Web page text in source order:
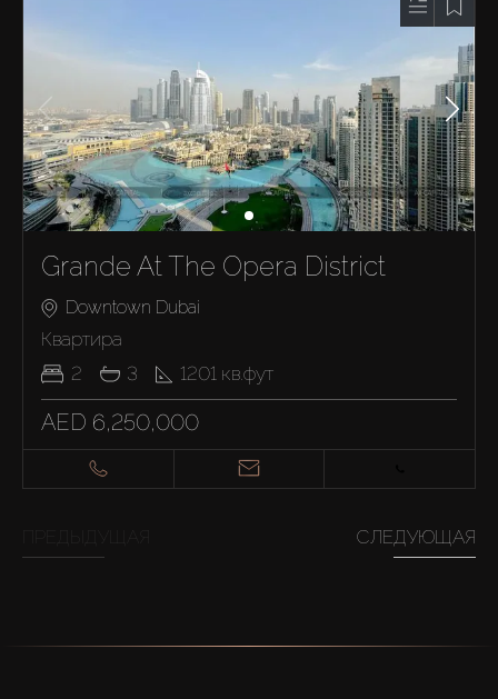
Grande At The Opera District
Downtown Dubai
Квартира
2
3 1201 кв.фут
AED 6,250,000
СЛЕДУЮЩАЯ